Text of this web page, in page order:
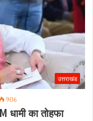
उत्तराखंड
906
धामी का तोहफा